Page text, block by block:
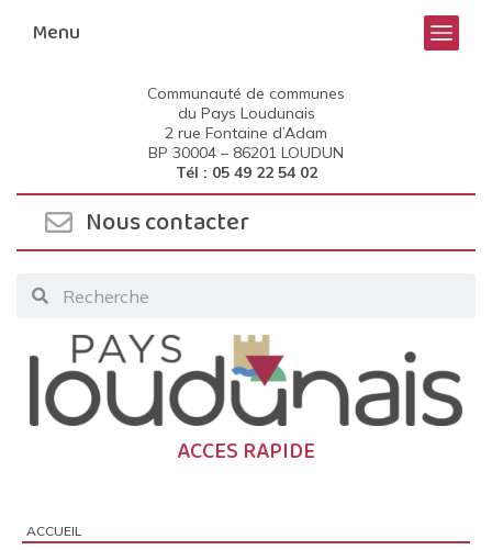
Menu
Communauté de communes
du Pays Loudunais
2 rue Fontaine d’Adam
BP 30004 – 86201 LOUDUN
Tél : 05 49 22 54 02
Nous contacter
ACCES RAPIDE
Vous êtes ici :
ACCUEIL